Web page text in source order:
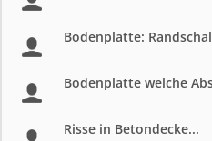
Bodenplatte:
Bodenplatte welche
Risse in Betondecke...